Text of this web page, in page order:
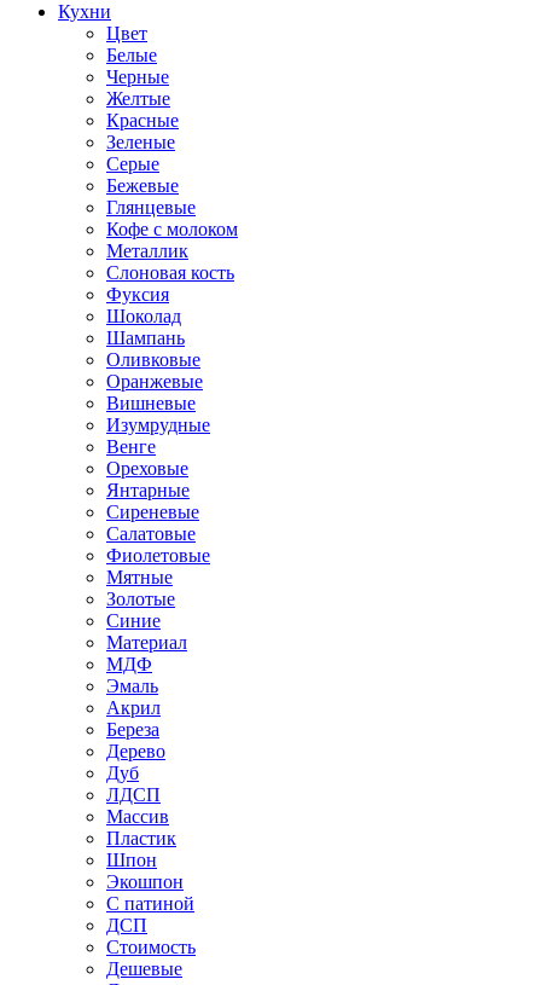
Кухни
Цвет
Белые
Черные
Желтые
Красные
Зеленые
Серые
Бежевые
Глянцевые
Кофе с молоком
Металлик
Слоновая кость
Фуксия
Шоколад
Шампань
Оливковые
Оранжевые
Вишневые
Изумрудные
Венге
Ореховые
Янтарные
Сиреневые
Салатовые
Фиолетовые
Мятные
Золотые
Синие
Материал
МДФ
Эмаль
Акрил
Береза
Дерево
Дуб
ЛДСП
Массив
Пластик
Шпон
Экошпон
С патиной
ДСП
Стоимость
Дешевые